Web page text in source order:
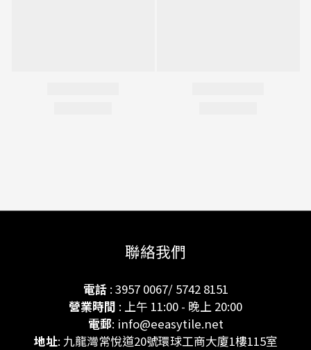
聯絡我們
電話: 3957 0067/ 5742 8151
營業時間 : 上午 11:00 - 晚上 20:00
電郵: info@eeasytile.net
地址: 九龍灣常悅道20號環球工商大廈1樓115室